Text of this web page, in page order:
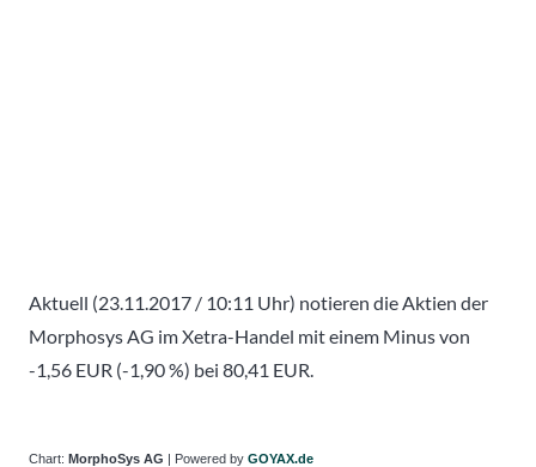
Aktuell (23.11.2017 / 10:11 Uhr) notieren die Aktien der
Morphosys AG im Xetra-Handel mit einem Minus von
-1,56 EUR (-1,90 %) bei 80,41 EUR.
Chart: MorphoSys AG | Powered by GOYAX.de